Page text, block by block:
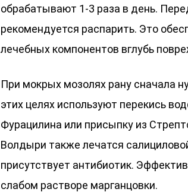
обрабатывают 1-3 раза в день.
рекомендуется распарить. Это
лечебных компонентов вглубь
При мокрых мозолях рану сначала
этих целях используют перекись
Фурацилина или присыпку из
Волдыри также лечатся
присутствует антибиотик.
слабом растворе марганцовки.